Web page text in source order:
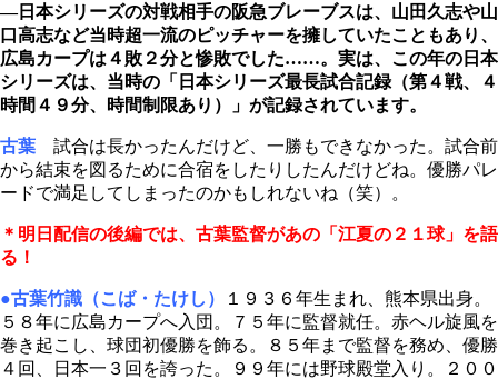
―日本シリーズの対戦相手の阪急ブレーブスは、山田久志や山
口高志など当時超一流のピッチャーを擁していたこともあり、
広島カープは４敗２分と惨敗でした……。実は、この年の日本
シリーズは、当時の「日本シリーズ最長試合記録（第４戦、４
時間４９分、時間制限あり）」が記録されています。
古葉 試合は長かったんだけど、一勝もできなかった。試合前
から結束を図るために合宿をしたりしたんだけどね。優勝パレ
ードで満足してしまったのかもしれないね（笑）。
＊明日配信の後編では、古葉監督があの「江夏の２１球」を語
る！
●古葉竹識（こば・たけし）
１９３６年生まれ、熊本県出身。
５８年に広島カープへ入団。７５年に監督就任。赤ヘル旋風を
巻き起こし、球団初優勝を飾る。８５年まで監督を務め、優勝
４回、日本一３回を誇った。９９年には野球殿堂入り。２００